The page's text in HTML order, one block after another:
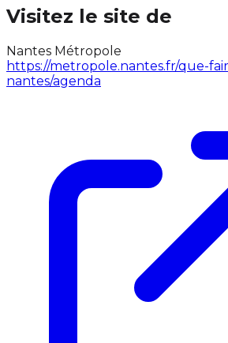
Visitez le site de
Nantes Métropole
https://metropole.nantes.fr/que-
nantes/agenda